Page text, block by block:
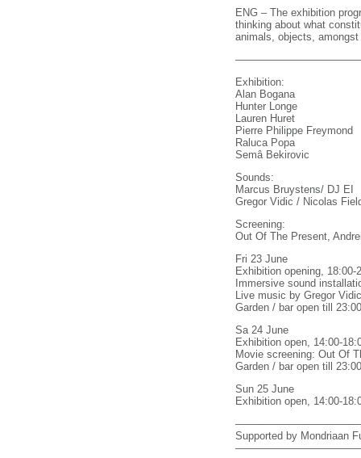
ENG – The exhibition
thinking about what
animals, objects,
Exhibition:
Alan Bogana
Hunter Longe
Lauren Huret
Pierre Philippe Freymond
Raluca Popa
Semâ Bekirovic
Sounds:
Marcus Bruystens/ DJ EI
Gregor Vidic / Nicolas
Screening:
Out Of The Present,
Fri 23 June
Exhibition opening, 18:00-
Immersive sound
Live music by Gregor
Garden / bar open till
Sa 24 June
Exhibition open, 14:00-
Movie screening: Out Of
Garden / bar open till
Sun 25 June
Exhibition open, 14:00-
Supported by Mondriaan